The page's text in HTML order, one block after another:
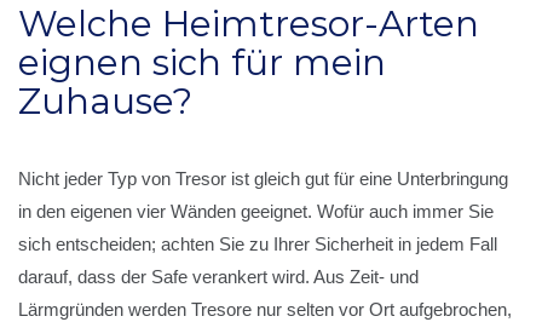
Welche Heimtresor-Arten
eignen sich für mein
Zuhause?
Nicht jeder Typ von Tresor ist gleich gut für eine Unterbringung
in den eigenen vier Wänden geeignet. Wofür auch immer Sie
sich entscheiden; achten Sie zu Ihrer Sicherheit in jedem Fall
darauf, dass der Safe verankert wird. Aus Zeit- und
Lärmgründen werden Tresore nur selten vor Ort aufgebrochen,